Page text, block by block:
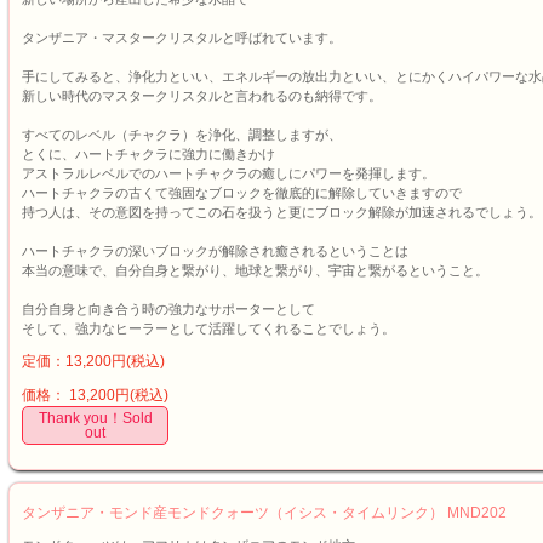
タンザニア・マスタークリスタルと呼ばれています。
手にしてみると、浄化力といい、エネルギーの放出力といい、とにかくハイパワーな
新しい時代のマスタークリスタルと言われるのも納得です。
すべてのレベル（チャクラ）を浄化、調整しますが、
とくに、ハートチャクラに強力に働きかけ
アストラルレベルでのハートチャクラの癒しにパワーを発揮します。
ハートチャクラの古くて強固なブロックを徹底的に解除していきますので
持つ人は、その意図を持ってこの石を扱うと更にブロック解除が加速されるでしょう。
ハートチャクラの深いブロックが解除され癒されるということは
本当の意味で、自分自身と繋がり、地球と繋がり、宇宙と繋がるということ。
自分自身と向き合う時の強力なサポーターとして
そして、強力なヒーラーとして活躍してくれることでしょう。
定価：13,200円(税込)
価格： 13,200円(税込)
Thank you！Sold
out
タンザニア・モンド産モンドクォーツ（イシス・タイムリンク） MND202